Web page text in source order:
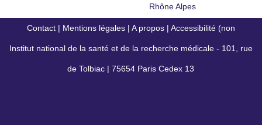
Rhône Alpes
Contact | Mentions légales | A propos | Accessibilité (non
conforme)
Institut national de la santé et de la recherche médicale - 101, rue
de Tolbiac | 75654 Paris Cedex 13